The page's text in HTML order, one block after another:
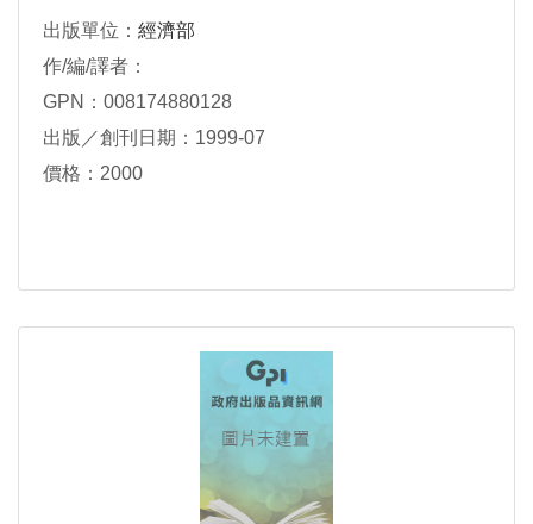
出版單位： 經濟部
作/編/譯者：
GPN：008174880128
出版／創刊日期：1999-07
價格：2000